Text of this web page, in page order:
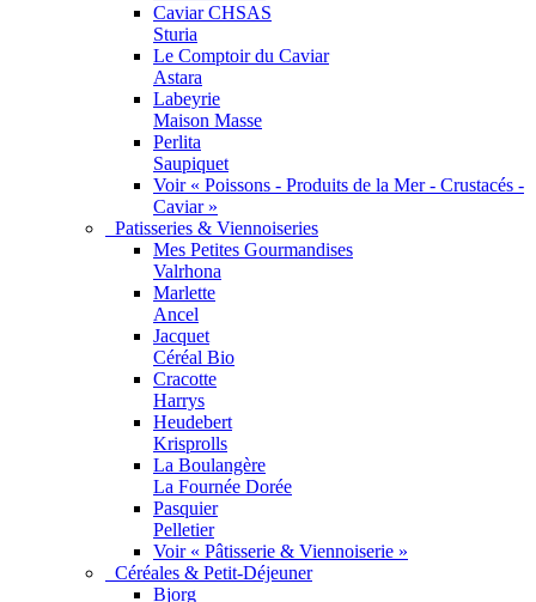
Caviar CHSAS
Sturia
Le Comptoir du Caviar
Astara
Labeyrie
Maison Masse
Perlita
Saupiquet
Voir « Poissons - Produits de la Mer - Crustacés -
Caviar »
Patisseries & Viennoiseries
Mes Petites Gourmandises
Valrhona
Marlette
Ancel
Jacquet
Céréal Bio
Cracotte
Harrys
Heudebert
Krisprolls
La Boulangère
La Fournée Dorée
Pasquier
Pelletier
Voir « Pâtisserie & Viennoiserie »
Céréales & Petit-Déjeuner
Bjorg